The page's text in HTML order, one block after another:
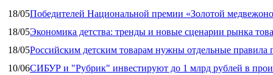
18/05Победителей Национальной премии «Золотой
18/05Экономика детства: тренды и новые сценарии рынка
18/05Российским детским товарам нужны отдельные правила
10/06СИБУР и "Рубрик" инвестируют до 1 млрд рублей в